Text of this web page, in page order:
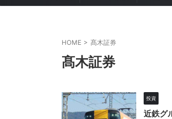
HOME > 髙木証券
髙木証券
投資
近鉄グ